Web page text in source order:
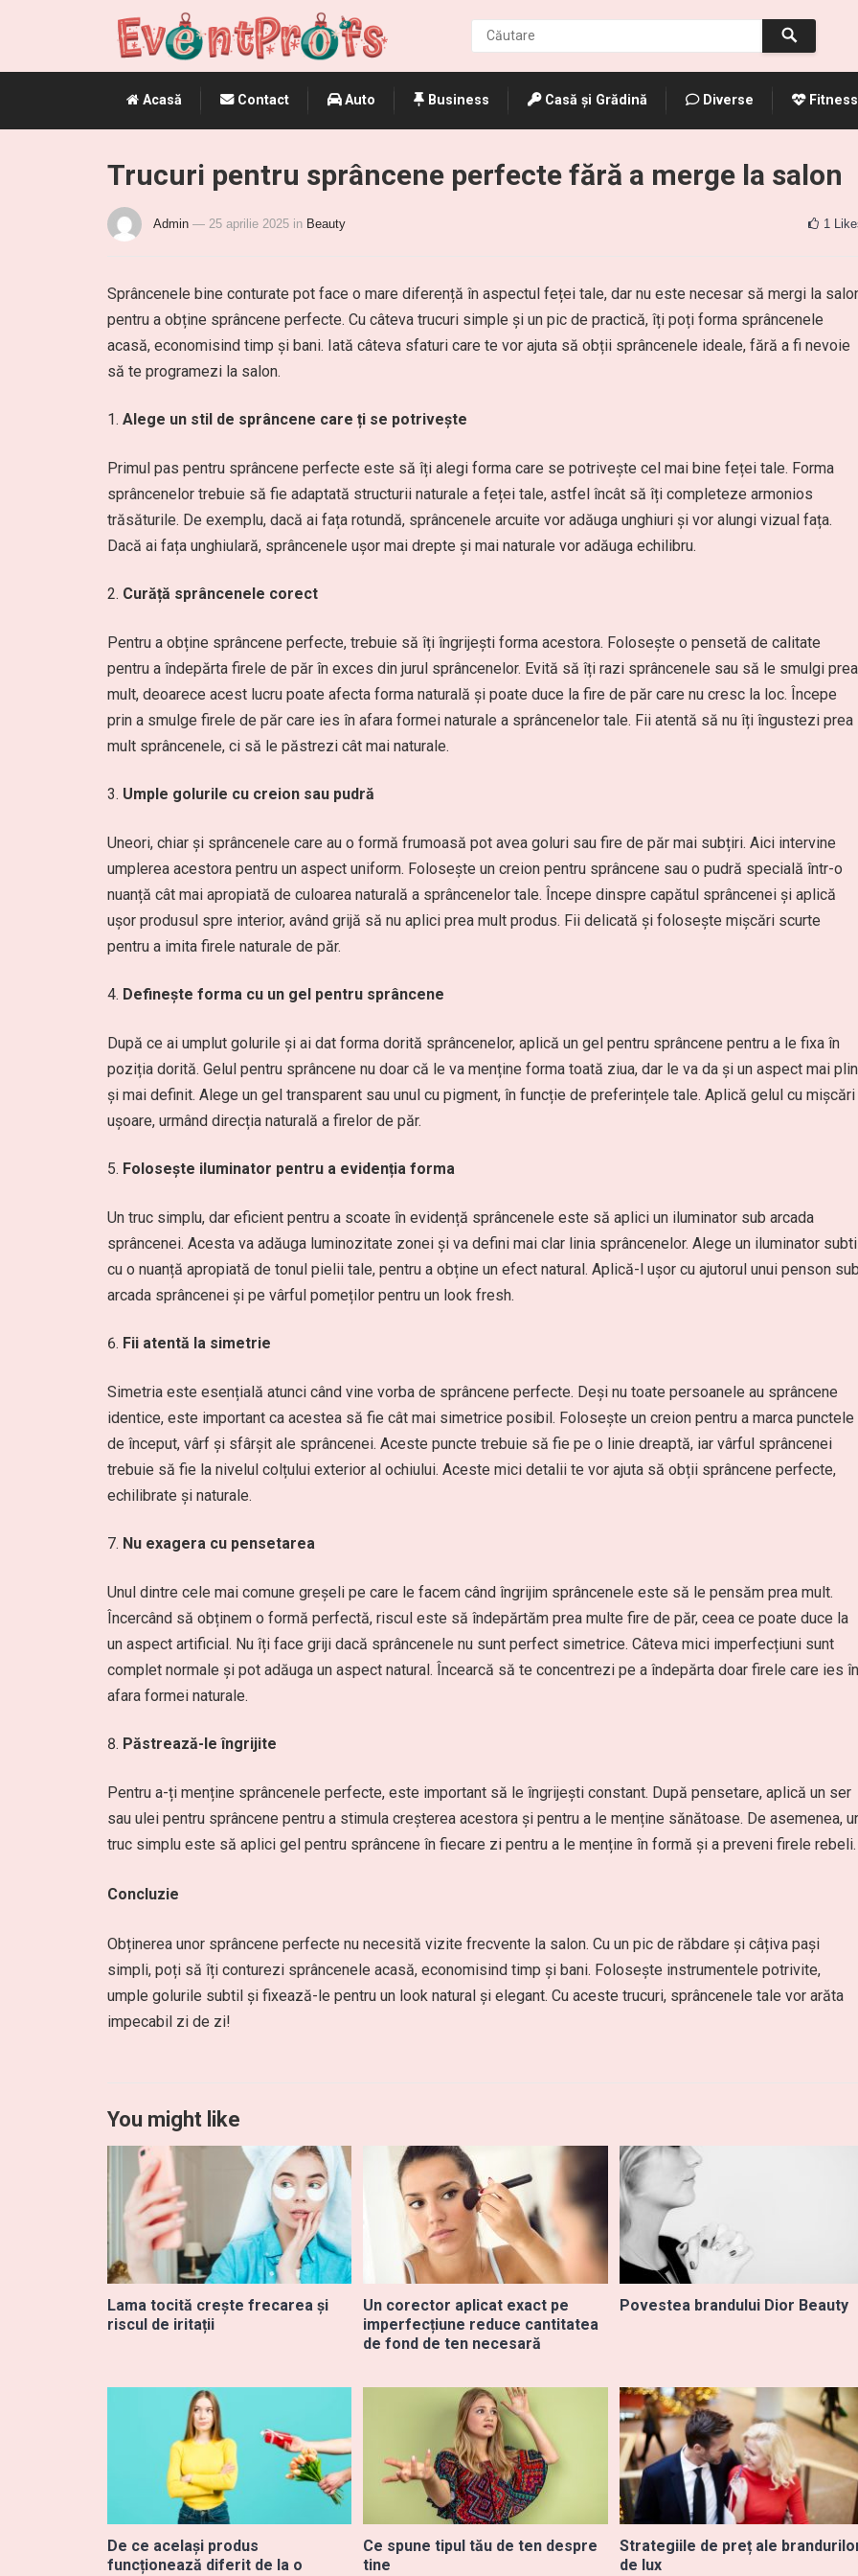
Acasă Contact Auto Business Casă și Grădină Diverse Fitness
Trucuri pentru sprâncene perfecte fără a merge la salon
Admin — 25 aprilie 2025 in Beauty 1
Sprâncenele bine conturate pot face o mare diferență în aspectul feței tale, dar nu este necesar să mergi la
pentru a obține sprâncene perfecte. Cu câteva trucuri simple și un pic de practică, îți poți forma sprâncenele
acasă, economisind timp și bani. Iată câteva sfaturi care te vor ajuta să obții sprâncenele ideale, fără a fi nevoie
să te programezi la salon.
Alege un stil de sprâncene care ți se potrivește
Primul pas pentru sprâncene perfecte este să îți alegi forma care se potrivește cel mai bine feței tale. Forma
sprâncenelor trebuie să fie adaptată structurii naturale a feței tale, astfel încât să îți completeze armonios
trăsăturile. De exemplu, dacă ai fața rotundă, sprâncenele arcuite vor adăuga unghiuri și vor alungi vizual fața.
Dacă ai fața unghiulară, sprâncenele ușor mai drepte și mai naturale vor adăuga echilibru.
Curăță sprâncenele corect
Pentru a obține sprâncene perfecte, trebuie să îți îngrijești forma acestora. Folosește o pensetă de calitate
pentru a îndepărta firele de păr în exces din jurul sprâncenelor. Evită să îți razi sprâncenele sau să le smulgi prea
mult, deoarece acest lucru poate afecta forma naturală și poate duce la fire de păr care nu cresc la loc. Începe
prin a smulge firele de păr care ies în afara formei naturale a sprâncenelor tale. Fii atentă să nu îți îngustezi prea
mult sprâncenele, ci să le păstrezi cât mai naturale.
Umple golurile cu creion sau pudră
Uneori, chiar și sprâncenele care au o formă frumoasă pot avea goluri sau fire de păr mai subțiri. Aici intervine
umplerea acestora pentru un aspect uniform. Folosește un creion pentru sprâncene sau o pudră specială într-o
nuanță cât mai apropiată de culoarea naturală a sprâncenelor tale. Începe dinspre capătul sprâncenei și aplică
ușor produsul spre interior, având grijă să nu aplici prea mult produs. Fii delicată și folosește mișcări scurte
pentru a imita firele naturale de păr.
Definește forma cu un gel pentru sprâncene
După ce ai umplut golurile și ai dat forma dorită sprâncenelor, aplică un gel pentru sprâncene pentru a le fixa în
poziția dorită. Gelul pentru sprâncene nu doar că le va menține forma toată ziua, dar le va da și un aspect mai plin
și mai definit. Alege un gel transparent sau unul cu pigment, în funcție de preferințele tale. Aplică gelul cu mișcări
ușoare, urmând direcția naturală a firelor de păr.
Folosește iluminator pentru a evidenția forma
Un truc simplu, dar eficient pentru a scoate în evidență sprâncenele este să aplici un iluminator sub arcada
sprâncenei. Acesta va adăuga luminozitate zonei și va defini mai clar linia sprâncenelor. Alege un iluminator
cu o nuanță apropiată de tonul pielii tale, pentru a obține un efect natural. Aplică-l ușor cu ajutorul unui penson
arcada sprâncenei și pe vârful pomeților pentru un look fresh.
Fii atentă la simetrie
Simetria este esențială atunci când vine vorba de sprâncene perfecte. Deși nu toate persoanele au sprâncene
identice, este important ca acestea să fie cât mai simetrice posibil. Folosește un creion pentru a marca punctele
de început, vârf și sfârșit ale sprâncenei. Aceste puncte trebuie să fie pe o linie dreaptă, iar vârful sprâncenei
trebuie să fie la nivelul colțului exterior al ochiului. Aceste mici detalii te vor ajuta să obții sprâncene perfecte,
echilibrate și naturale.
Nu exagera cu pensetarea
Unul dintre cele mai comune greșeli pe care le facem când îngrijim sprâncenele este să le pensăm prea mult.
Încercând să obținem o formă perfectă, riscul este să îndepărtăm prea multe fire de păr, ceea ce poate duce la
un aspect artificial. Nu îți face griji dacă sprâncenele nu sunt perfect simetrice. Câteva mici imperfecțiuni sunt
complet normale și pot adăuga un aspect natural. Încearcă să te concentrezi pe a îndepărta doar firele care ies în
afara formei naturale.
Păstrează-le îngrijite
Pentru a-ți menține sprâncenele perfecte, este important să le îngrijești constant. După pensetare, aplică un ser
sau ulei pentru sprâncene pentru a stimula creșterea acestora și pentru a le menține sănătoase. De asemenea,
truc simplu este să aplici gel pentru sprâncene în fiecare zi pentru a le menține în formă și a preveni firele rebeli.
Concluzie
Obținerea unor sprâncene perfecte nu necesită vizite frecvente la salon. Cu un pic de răbdare și câțiva pași
simpli, poți să îți conturezi sprâncenele acasă, economisind timp și bani. Folosește instrumentele potrivite,
umple golurile subtil și fixează-le pentru un look natural și elegant. Cu aceste trucuri, sprâncenele tale vor arăta
impecabil zi de zi!
You might like
Lama tocită crește frecarea și
riscul de iritații
Un corector aplicat exact pe
imperfecțiune reduce cantitatea
de fond de ten necesară
Povestea brandului Dior Beauty
De ce același produs
funcționează diferit de la o
Ce spune tipul tău de ten despre
tine
Strategiile de preț ale
de lux